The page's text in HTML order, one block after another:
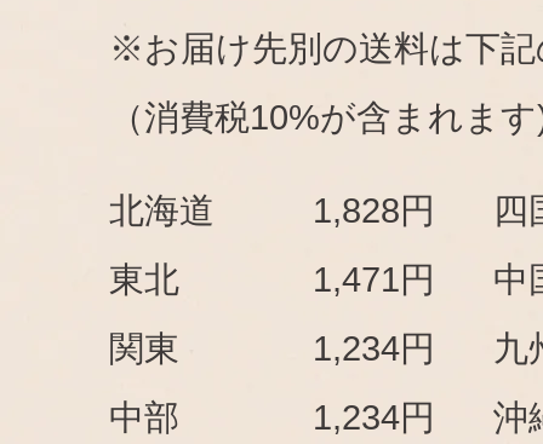
※お届け先別の送料は下
（消費税10%が含まれま
北海道 1,828円
四
東北
1,471円
中
関東
1,234円
九
中部
1,234円
沖